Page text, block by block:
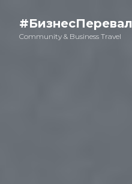
#БизнесПеревал
Community & Business Travel